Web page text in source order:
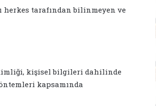
tarafından bilinmeyen ve
kişisel bilgileri dahilinde
kapsamında